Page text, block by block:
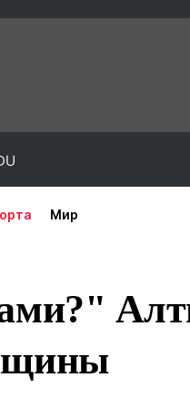
Мир